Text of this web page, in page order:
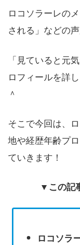
ロコソラーレの
される」などの
「見ていると元
ロフィールを詳
＾
そこで今回は、
地や経歴年齢プ
ていきます！
▼この記
ロコソラ